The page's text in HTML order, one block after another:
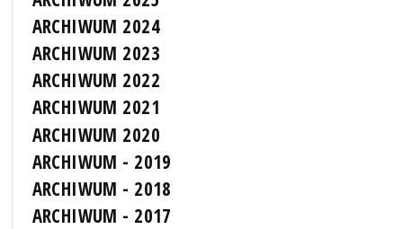
ARCHIWUM 2024
ARCHIWUM 2023
ARCHIWUM 2022
ARCHIWUM 2021
ARCHIWUM 2020
ARCHIWUM - 2019
ARCHIWUM - 2018
ARCHIWUM - 2017